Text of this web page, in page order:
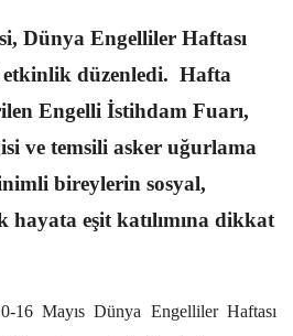
Dünya Engelliler Haftası
etkinlik düzenledi. Hafta
Engelli İstihdam Fuarı,
ve temsili asker uğurlama
bireylerin sosyal,
eşit katılımına dikkat
16 Mayıs Dünya Engelliler Haftası